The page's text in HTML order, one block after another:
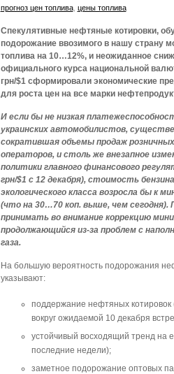
прогноз цен топлива, цены топлива
Спекулятивные нефтяные котировки,
подорожание ввозимого в нашу страну
топлива на 10…12%, и неожиданное
официального курса национальной
грн/$1 сформировали экономические
для роста цен на все марки
И если бы не низкая
украинских автомобилистов,
сократившая объемы продаж розничных
операторов, и столь же внезапное
политики главного финансового
грн/$1 с 12 декабря), стоимость
экологического класса возросла бы к
(что на 30…70 коп. выше, чем сегодня).
принимать во внимание коррекцию
продолжающийся из-за проблем с
газа.
На большую вероятность подорожания
указывают:
поддержание нефтяных
вокруг ожидаемой 10 декабря
устойчивый восходящий тренд на
последние недели);
заметное подорожание оптовых